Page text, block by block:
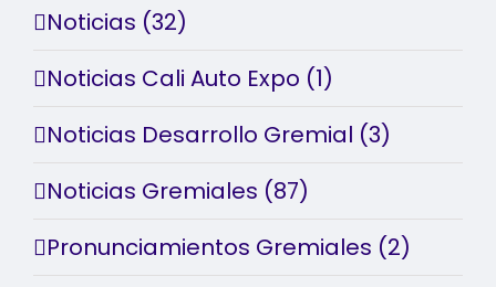
Noticias (32)
Noticias Cali Auto Expo (1)
Noticias Desarrollo Gremial (3)
Noticias Gremiales (87)
Pronunciamientos Gremiales (2)